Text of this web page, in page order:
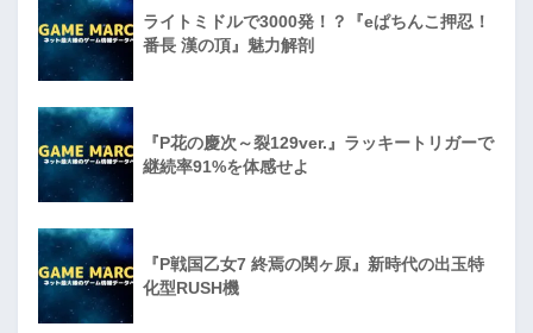
ライトミドルで3000発！？『eぱちんこ押忍！
番長 漢の頂』魅力解剖
『P花の慶次～裂129ver.』ラッキートリガーで
継続率91%を体感せよ
『P戦国乙女7 終焉の関ヶ原』新時代の出玉特
化型RUSH機